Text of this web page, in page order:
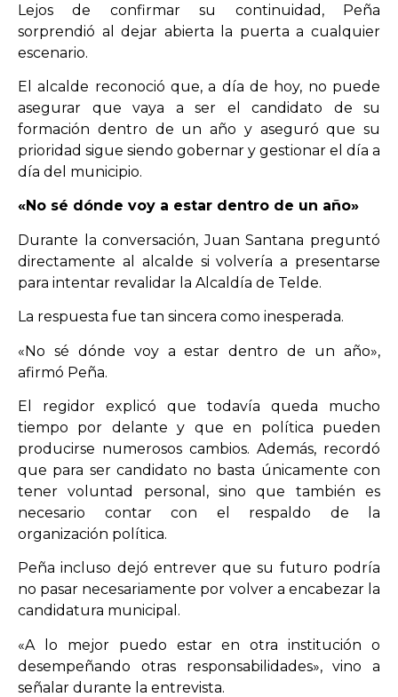
Lejos de confirmar su continuidad, Peña
sorprendió al dejar abierta la puerta a cualquier
escenario.
El alcalde reconoció que, a día de hoy, no puede
asegurar que vaya a ser el candidato de su
formación dentro de un año y aseguró que su
prioridad sigue siendo gobernar y gestionar el día a
día del municipio.
«No sé dónde voy a estar dentro de un año»
Durante la conversación, Juan Santana preguntó
directamente al alcalde si volvería a presentarse
para intentar revalidar la Alcaldía de Telde.
La respuesta fue tan sincera como inesperada.
«No sé dónde voy a estar dentro de un año»,
afirmó Peña.
El regidor explicó que todavía queda mucho
tiempo por delante y que en política pueden
producirse numerosos cambios. Además, recordó
que para ser candidato no basta únicamente con
tener voluntad personal, sino que también es
necesario contar con el respaldo de la
organización política.
Peña incluso dejó entrever que su futuro podría
no pasar necesariamente por volver a encabezar la
candidatura municipal.
«A lo mejor puedo estar en otra institución o
desempeñando otras responsabilidades», vino a
señalar durante la entrevista.